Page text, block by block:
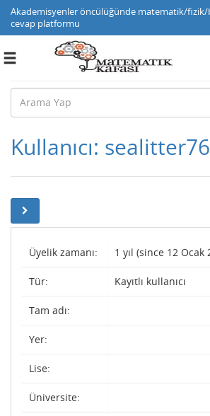
Akademisyenler öncülüğünde matematik/
cevap platformu
Toggle
Kullanıcı: sealitter76
Üyelik zamanı: 1 yıl (since 12 Ocak
Tür: Kayıtlı kullanıcı
Tam adı:
Yer:
Lise:
Üniversite: